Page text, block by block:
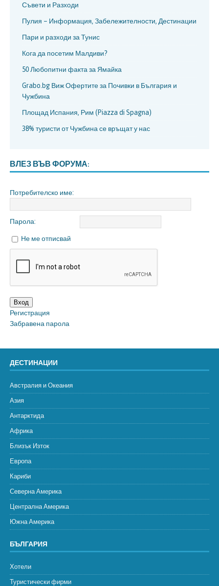
Съвети и Разходи
Пулия – Информация, Забележителности, Дестинации
Пари и разходи за Тунис
Кога да посетим Малдиви?
50 Любопитни факта за Ямайка
Grabo.bg Виж Офертите за Почивки в България и
Чужбина
Площад Испания, Рим (Piazza di Spagna)
38% туристи от Чужбина се връщат у нас
ВЛЕЗ ВЪВ ФОРУМА:
Потребителско име:
Парола:
Не ме отписвай
Вход
Регистрация
Забравена парола
ДЕСТИНАЦИИ
Австралия и Океания
Азия
Антарктида
Африка
Близък Изток
Европа
Кариби
Северна Америка
Централна Америка
Южна Америка
БЪЛГАРИЯ
Хотели
Туристически фирми